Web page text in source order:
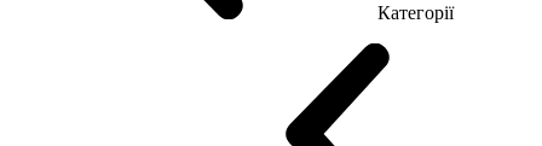
Категорії